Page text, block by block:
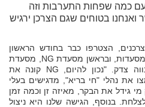
כמה שפחות התערבות וזה
ואנחנו בטוחים שגם הצרכן ירגיש
הצטרפו כבר בחודש הראשון
עשרות נקודות מכירה, מעדניות ומסעדות, ובראשן מסעדת NG, מסעדת
הבשרים הוותיקה והמוערכת בנווה צדק. "נכון להיום, NG קונה את
את נהלי "חי בריא", מדגישים בעלי
גידל את הבקר, מאיזה זן וכמה זמן
בנוסף, הגישה שלנו היא ניצול